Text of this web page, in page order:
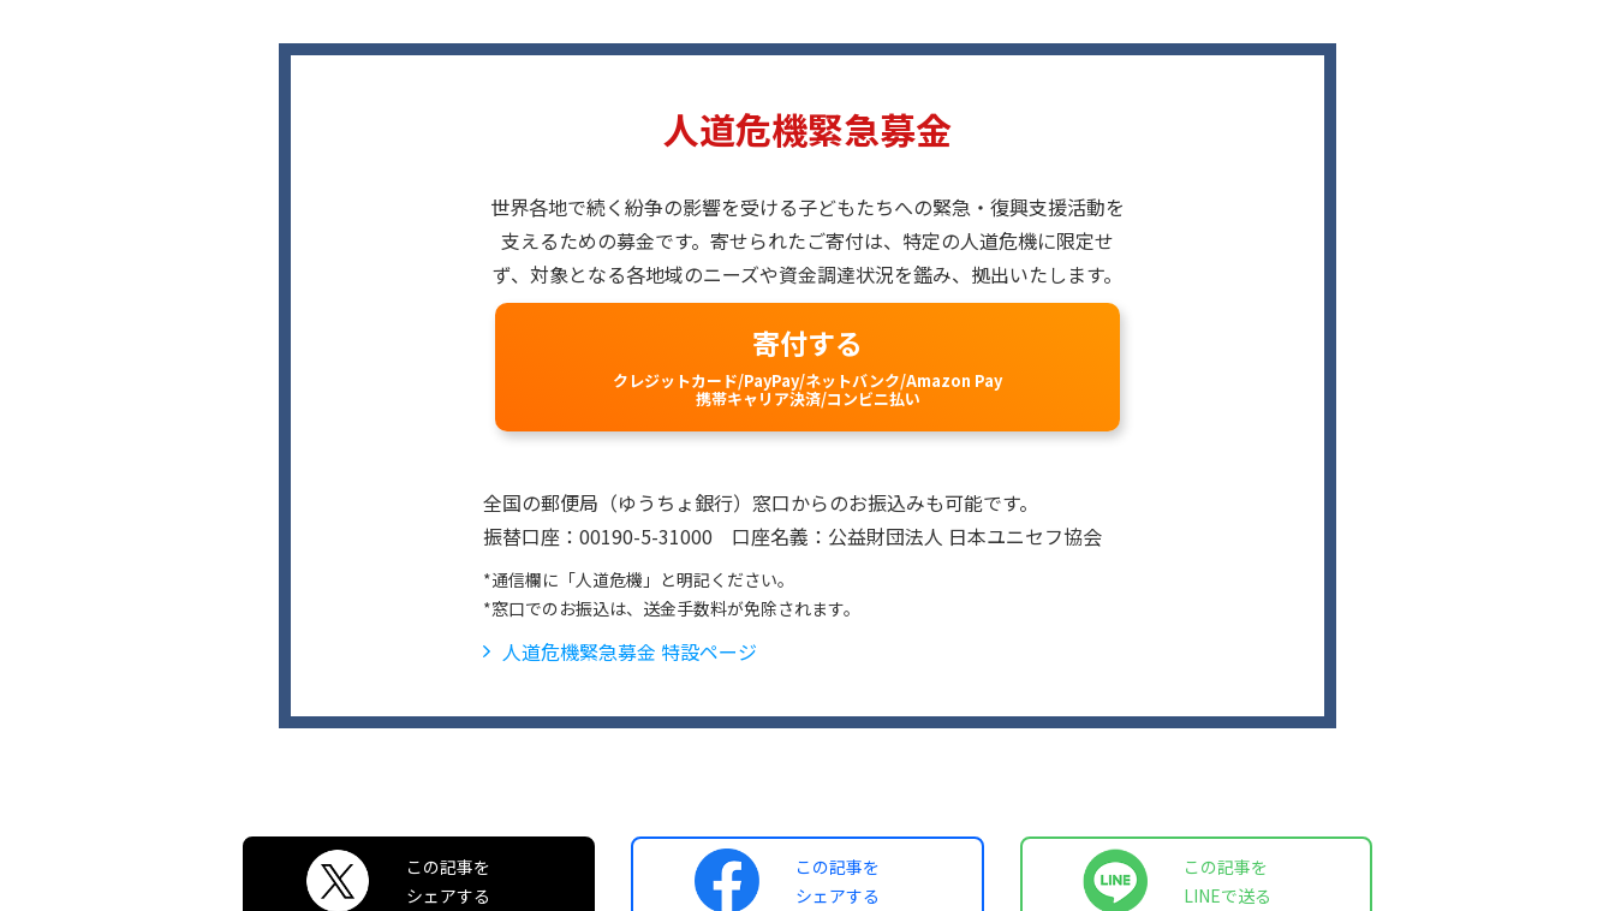
人道危機緊急募金
世界各地で続く紛争の影響を受ける子どもたちへの緊急・復興支援活動を
支えるための募金です。寄せられたご寄付は、特定の人道危機に限定せ
ず、対象となる各地域のニーズや資金調達状況を鑑み、拠出いたします。
寄付する
クレジットカード/PayPay/ネットバンク/Amazon Pay
携帯キャリア決済/コンビニ払い
全国の郵便局（ゆうちょ銀行）窓口からのお振込みも可能です。
振替口座：00190-5-31000 口座名義：公益財団法人 日本ユニセフ協会
*通信欄に「人道危機」と明記ください。
*窓口でのお振込は、送金手数料が免除されます。
人道危機緊急募金 特設ページ
この記事を
シェアする
この記事を
シェアする
この記事を
LINEで送る